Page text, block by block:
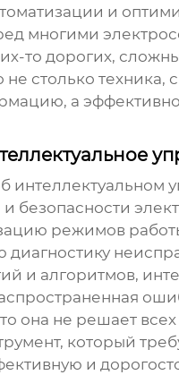
и
многими
то дорогих,
не столько
а эффективно
интеллектуальном
безопасности
режимов
диагностику
и алгоритмов,
она не решает
который
и